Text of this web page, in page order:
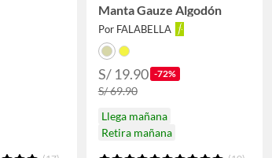
Manta Gauze Algodón
Por FALABELLA
S/ 19.90 -72%
S/ 69.90
Llega mañana
Retira mañana